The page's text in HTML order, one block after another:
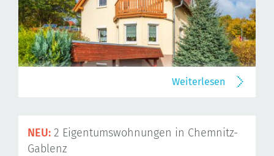
Weiterlesen
NEU: 2 Eigentumswohnungen in Chemnitz-
Gablenz